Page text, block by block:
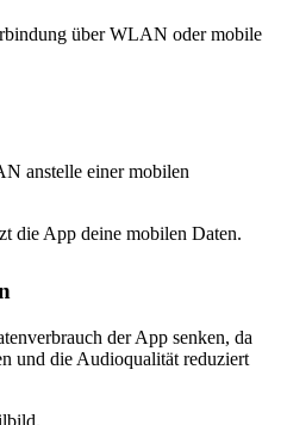
über WLAN oder mobile
anstelle einer mobilen
die App deine mobilen Daten.
der App senken, da
und die Audioqualität reduziert